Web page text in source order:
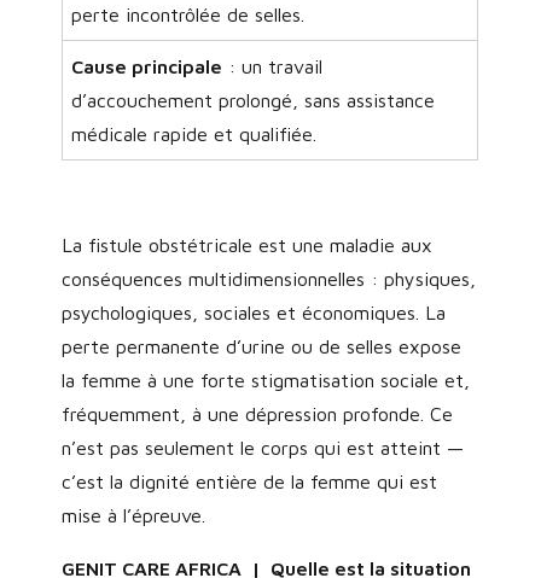
perte incontrôlée de selles.
Cause principale : un travail
d’accouchement prolongé, sans assistance
médicale rapide et qualifiée.
La fistule obstétricale est une maladie aux
conséquences multidimensionnelles : physiques,
psychologiques, sociales et économiques. La
perte permanente d’urine ou de selles expose
la femme à une forte stigmatisation sociale et,
fréquemment, à une dépression profonde. Ce
n’est pas seulement le corps qui est atteint —
c’est la dignité entière de la femme qui est
mise à l’épreuve.
GENIT CARE AFRICA | Quelle est la situation